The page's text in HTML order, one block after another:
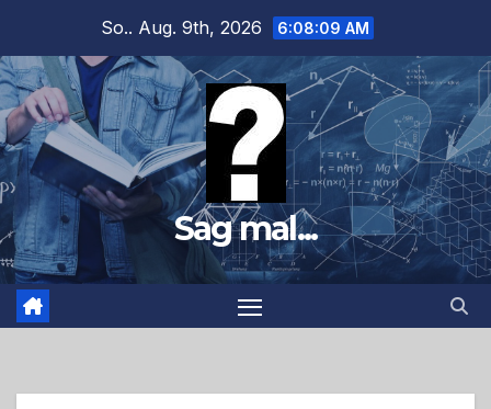
springen
So.. Aug. 9th, 2026 6:08:10 AM
Sag mal...